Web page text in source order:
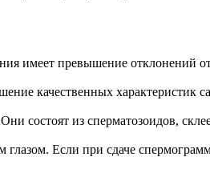
имеет превышение отклонений
качественных характеристик
состоят из сперматозоидов,
Если при сдаче